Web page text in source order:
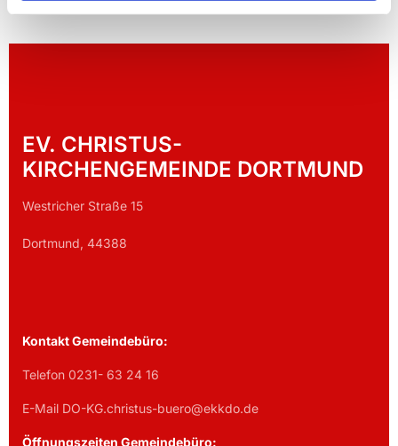
EV. CHRISTUS-
KIRCHENGEMEINDE DORTMUND
Westricher Straße 15
Dortmund, 44388
Kontakt Gemeindebüro:
Telefon 0231- 63 24 16
E-Mail DO-KG.christus-buero@ekkdo.de
Öffnungszeiten Gemeindebüro: